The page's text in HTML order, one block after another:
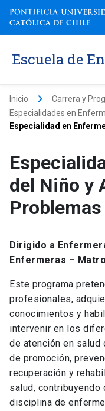
Escuela de
Inicio keyboard_arrow_right Carrera y
Especialidades en
Especialidad en
del Niño y
Dirigido a
Enfermeras –
Este programa
profesionales,
conocimientos y
intervenir en los
de atención en salud
de promoción,
recuperación y
salud, contribuyendo
disciplina de